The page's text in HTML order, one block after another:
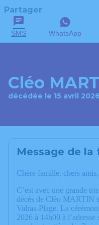
Partager
SMS WhatsApp
Cléo
décédée le 15 avril 2026
Message de la
Chère famille, chers amis,
C’est avec une grande
décès de Cléo MARTIN
Valras-Plage. La
2026 à 14h00 à